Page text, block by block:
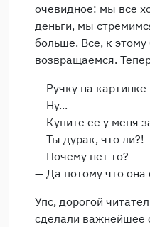
очевидное: мы все
деньги, мы
больше. Все, к
возвращаемся.
— Ручку на картинке
— Ну...
— Купите ее у меня
— Ты дурак, что ли?!
— Почему нет-то?
— Да потому что она
Упс, дорогой
сделали важнейшее